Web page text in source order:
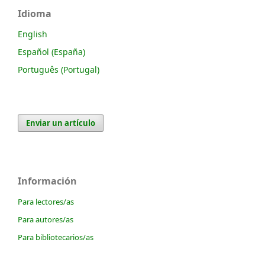
Idioma
English
Español (España)
Português (Portugal)
Enviar un artículo
Información
Para lectores/as
Para autores/as
Para bibliotecarios/as